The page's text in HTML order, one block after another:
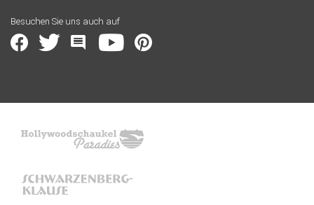
Besuchen Sie uns auch auf